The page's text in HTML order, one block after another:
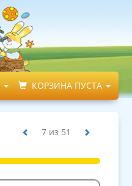
КОРЗИНА ПУСТА
7 из 51